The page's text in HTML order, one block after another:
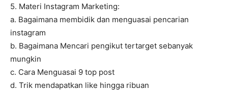
5. Materi Instagram Marketing:
a. Bagaimana membidik dan menguasai pencarian
instagram
b. Bagaimana Mencari pengikut tertarget sebanyak
mungkin
c. Cara Menguasai 9 top post
d. Trik mendapatkan like hingga ribuan